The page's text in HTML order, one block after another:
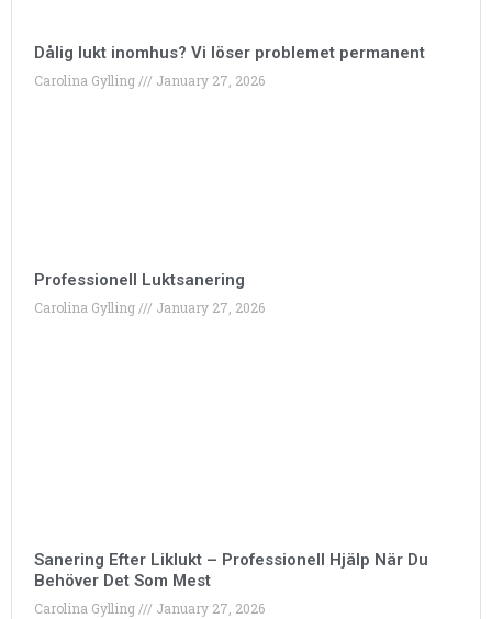
Dålig lukt inomhus? Vi löser problemet permanent
Carolina Gylling January 27, 2026
Professionell Luktsanering
Carolina Gylling January 27, 2026
Sanering Efter Liklukt – Professionell Hjälp När Du
Behöver Det Som Mest
Carolina Gylling January 27, 2026